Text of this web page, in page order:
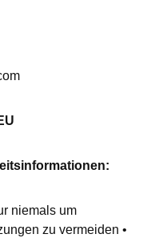
niemals um
zu vermeiden •